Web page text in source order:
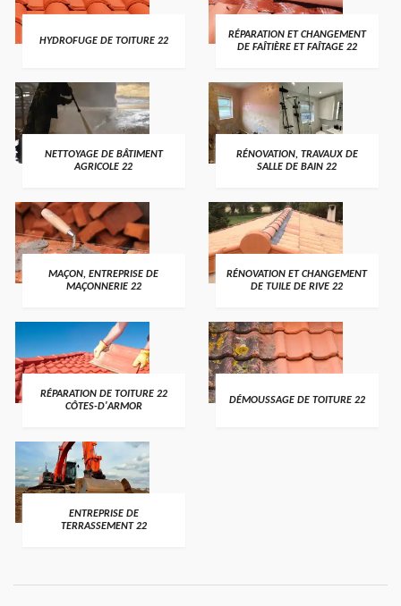
HYDROFUGE DE TOITURE 22
RÉPARATION ET CHANGEMENT
DE FAÎTIÈRE ET FAÎTAGE 22
NETTOYAGE DE BÂTIMENT
AGRICOLE 22
RÉNOVATION, TRAVAUX DE
SALLE DE BAIN 22
MAÇON, ENTREPRISE DE
MAÇONNERIE 22
RÉNOVATION ET CHANGEMENT
DE TUILE DE RIVE 22
RÉPARATION DE TOITURE 22
CÔTES-D'ARMOR
DÉMOUSSAGE DE TOITURE 22
ENTREPRISE DE
TERRASSEMENT 22